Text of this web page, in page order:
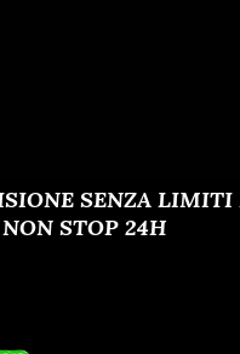
SENZA LIMITI
STOP 24H